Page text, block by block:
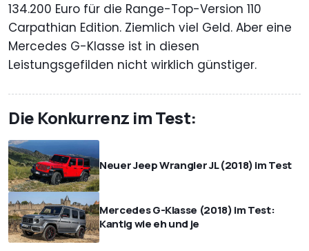
134.200 Euro für die Range-Top-Version 110
Carpathian Edition. Ziemlich viel Geld. Aber eine
Mercedes G-Klasse ist in diesen
Leistungsgefilden nicht wirklich günstiger.
Die Konkurrenz im Test:
Neuer Jeep Wrangler JL (2018) im Test
Mercedes G-Klasse (2018) im Test:
Kantig wie eh und je